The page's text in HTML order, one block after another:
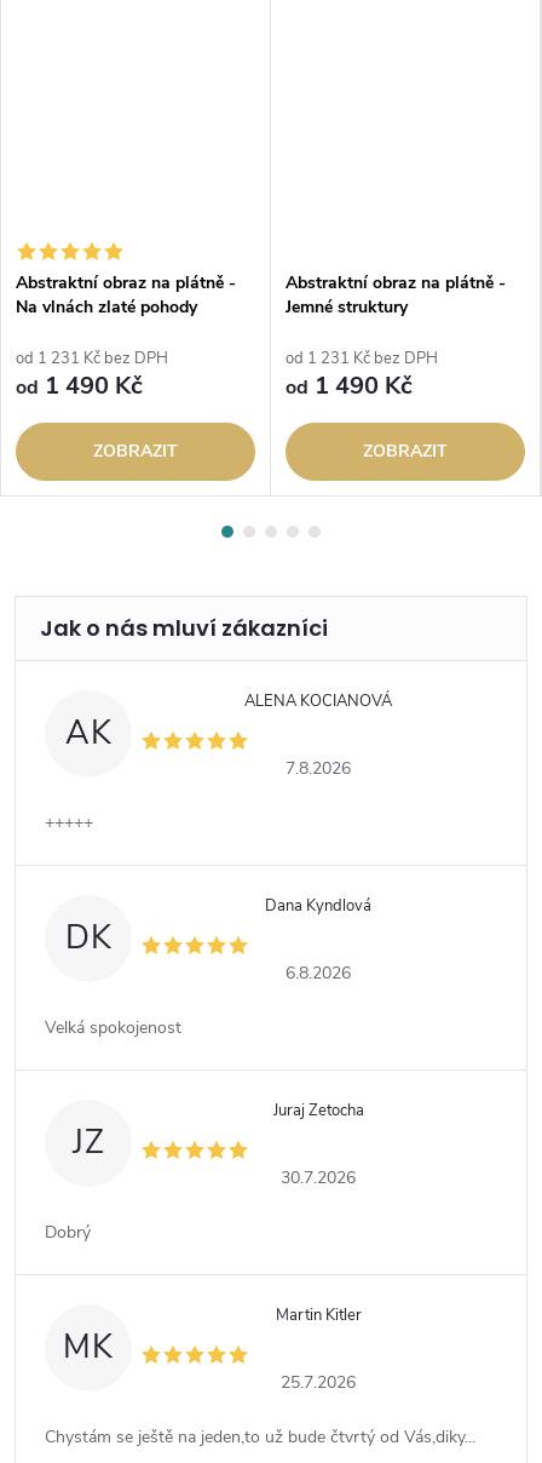
Abstraktní obraz na plátně -
Na vlnách zlaté pohody
od 1 231 Kč bez DPH
od 1 490 Kč
ZOBRAZIT
Abstraktní obraz na plátně -
Jemné struktury
od 1 231 Kč bez DPH
od 1 490 Kč
ZOBRAZIT
AK
ALENA KOCIANOVÁ
7.8.2026
+++++
DK
Dana Kyndlová
6.8.2026
Velká spokojenost
JZ
Juraj Zetocha
30.7.2026
Dobrý
MK
Martin Kitler
25.7.2026
Chystám se ještě na jeden,to už bude čtvrtý od Vás,diky...